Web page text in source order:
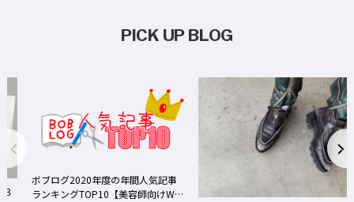
PICK UP BLOG
ボブログ2020年度の年間人気記事
ランキングTOP10【美容師向けWe